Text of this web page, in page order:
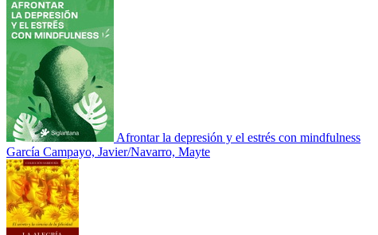
Afrontar la depresión y el estrés con mindfulness
García Campayo, Javier/Navarro, Mayte